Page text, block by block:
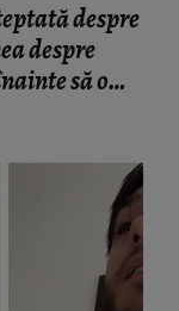
despre
despre
să o